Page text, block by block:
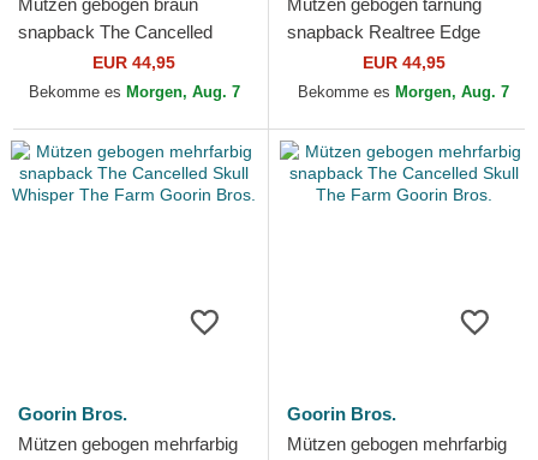
Mützen gebogen braun
snapback The Cancelled
Skull Grit The Farm Goorin
Bros.
EUR 44,95
Bekomme es Morgen, Aug. 7
Mützen gebogen tarnung
snapback Realtree Edge
Cancelled Skull The Farm
Goorin Bros.
EUR 44,95
Bekomme es Morgen, Aug. 7
Goorin Bros.
Mützen gebogen mehrfarbig
Goorin Bros.
Mützen gebogen mehrfarbig